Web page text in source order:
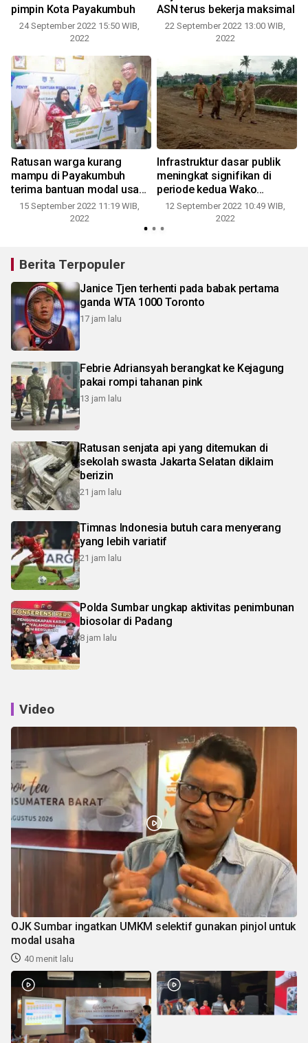
pimpin Kota Payakumbuh
24 September 2022 15:50 WIB,
2022
ASN terus bekerja maksimal
22 September 2022 13:00 WIB,
2022
Ratusan warga kurang
mampu di Payakumbuh
terima bantuan modal usaha
dari Baznas
15 September 2022 11:19 WIB,
2022
Infrastruktur dasar publik
meningkat signifikan di
periode kedua Wako
Payakumbuh Riza Falepi
12 September 2022 10:49 WIB,
2022
Berita Terpopuler
Janice Tjen terhenti pada babak pertama
ganda WTA 1000 Toronto
17 jam lalu
Febrie Adriansyah berangkat ke Kejagung
pakai rompi tahanan pink
13 jam lalu
Ratusan senjata api yang ditemukan di
sekolah swasta Jakarta Selatan diklaim
berizin
21 jam lalu
Timnas Indonesia butuh cara menyerang
yang lebih variatif
21 jam lalu
Polda Sumbar ungkap aktivitas penimbunan
biosolar di Padang
8 jam lalu
Video
OJK Sumbar ingatkan UMKM selektif gunakan pinjol untuk
modal usaha
40 menit lalu